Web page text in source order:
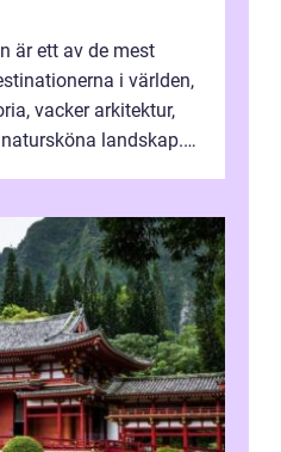
är ett av de mest
i världen,
vacker arkitektur,
landskap.